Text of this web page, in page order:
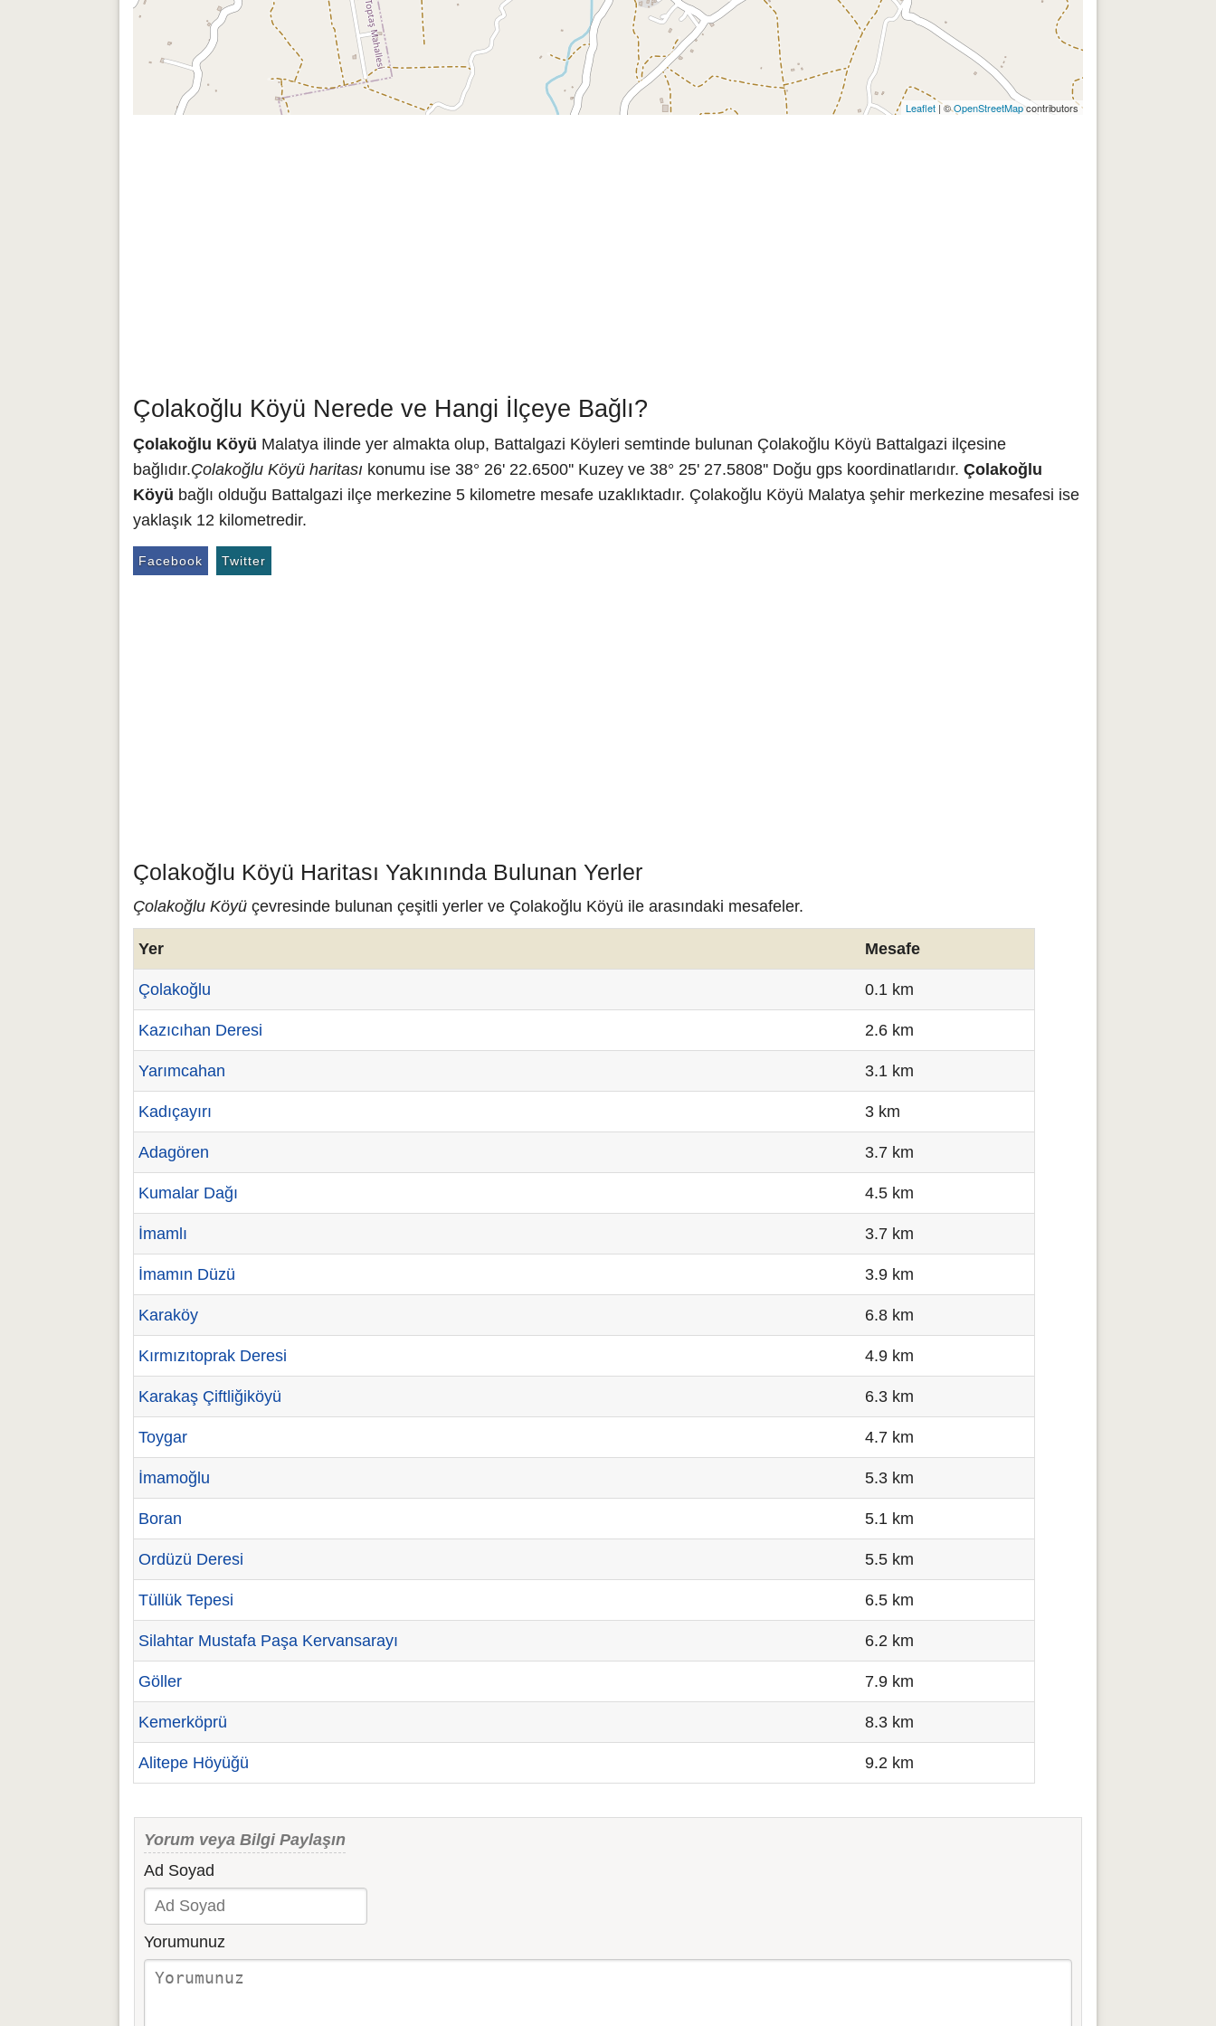
Leaflet | ©OpenStreetMapcontributors
Çolakoğlu Köyü Nerede ve Hangi İlçeye Bağlı?
Çolakoğlu Köyü Malatya ilinde yer almakta olup, Battalgazi Köyleri semtinde bulunan Çolakoğlu Köyü Battalgazi ilçesine
bağlıdır.Çolakoğlu Köyü haritası konumu ise 38° 26' 22.6500'' Kuzey ve 38° 25' 27.5808'' Doğu gps koordinatlarıdır. Çolakoğlu
Köyü bağlı olduğu Battalgazi ilçe merkezine 5 kilometre mesafe uzaklıktadır. Çolakoğlu Köyü Malatya şehir merkezine mesafesi ise
yaklaşık 12 kilometredir.
Facebook Twitter
Çolakoğlu Köyü Haritası Yakınında Bulunan Yerler
Çolakoğlu Köyü çevresinde bulunan çeşitli yerler ve Çolakoğlu Köyü ile arasındaki mesafeler.
Yer Mesafe
Çolakoğlu 0.1 km
Kazıcıhan Deresi 2.6 km
Yarımcahan 3.1 km
Kadıçayırı 3 km
Adagören 3.7 km
Kumalar Dağı 4.5 km
İmamlı 3.7 km
İmamın Düzü 3.9 km
Karaköy 6.8 km
Kırmızıtoprak Deresi 4.9 km
Karakaş Çiftliğiköyü 6.3 km
Toygar 4.7 km
İmamoğlu 5.3 km
Boran 5.1 km
Ordüzü Deresi 5.5 km
Tüllük Tepesi 6.5 km
Silahtar Mustafa Paşa Kervansarayı 6.2 km
Göller 7.9 km
Kemerköprü 8.3 km
Alitepe Höyüğü 9.2 km
Yorum veya Bilgi Paylaşın
Ad Soyad
Yorumunuz